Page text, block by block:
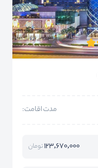
مدت اقامت:
123,670,000تومان